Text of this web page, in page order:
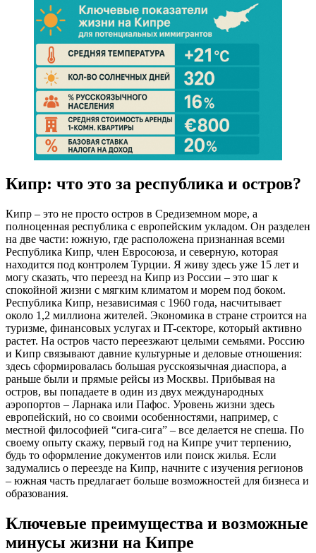
Кипр: что это за республика и остров?
Кипр – это не просто остров в Средиземном море, а
полноценная республика с европейским укладом. Он разделен
на две части: южную, где расположена признанная всеми
Республика Кипр, член Евросоюза, и северную, которая
находится под контролем Турции. Я живу здесь уже 15 лет и
могу сказать, что переезд на Кипр из России – это шаг к
спокойной жизни с мягким климатом и морем под боком.
Республика Кипр, независимая с 1960 года, насчитывает
около 1,2 миллиона жителей. Экономика в стране строится на
туризме, финансовых услугах и IT-секторе, который активно
растет. На остров часто переезжают целыми семьями. Россию
и Кипр связывают давние культурные и деловые отношения:
здесь сформировалась большая русскоязычная диаспора, а
раньше были и прямые рейсы из Москвы. Прибывая на
остров, вы попадаете в один из двух международных
аэропортов – Ларнака или Пафос. Уровень жизни здесь
европейский, но со своими особенностями, например, с
местной философией “сига-сига” – все делается не спеша. По
своему опыту скажу, первый год на Кипре учит терпению,
будь то оформление документов или поиск жилья. Если
задумались о переезде на Кипр, начните с изучения регионов
– южная часть предлагает больше возможностей для бизнеса и
образования.
Ключевые преимущества и возможные
минусы жизни на Кипре